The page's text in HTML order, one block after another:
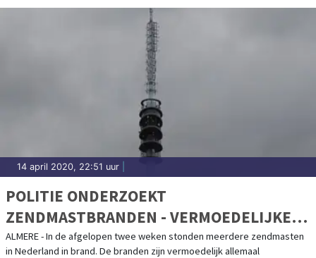
14 april 2020, 22:51 uur
POLITIE ONDERZOEKT
ZENDMASTBRANDEN - VERMOEDELIJKE
DADER IN BEELD
ALMERE - In de afgelopen twee weken stonden meerdere zendmasten
in Nederland in brand. De branden zijn vermoedelijk allemaal